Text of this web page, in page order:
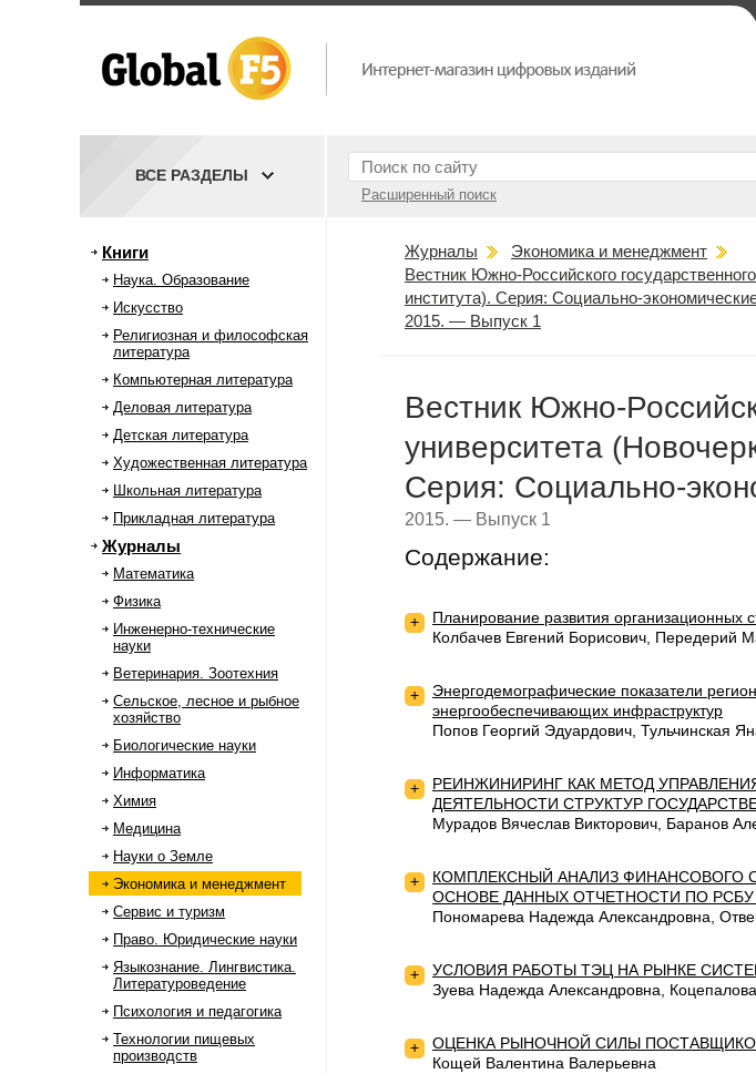
Расширенный поиск
ВСЕ РАЗДЕЛЫ
Книги
Наука. Образование
Искусство
Религиозная и философская
литература
Компьютерная литература
Деловая литература
Детская литература
Художественная литература
Школьная литература
Прикладная литература
Журналы
Математика
Физика
Инженерно-технические
науки
Ветеринария. Зоотехния
Сельское, лесное и рыбное
хозяйство
Биологические науки
Информатика
Химия
Медицина
Науки о Земле
Экономика и менеджмент
Сервис и туризм
Право. Юридические науки
Языкознание. Лингвистика.
Литературоведение
Психология и педагогика
Технологии пищевых
производств
Журналы
Экономика и менеджмент
Вестник Южно-Российского
института). Серия: Социально-
2015. — Выпуск 1
Вестник Южно-
университета
Серия: Социально-
2015. — Выпуск 1
Содержание:
+ Планирование развития организационных
Колбачев Евгений Борисович, Передерий
+
Энергодемографические показатели
энергообеспечивающих инфраструктур
Попов Георгий Эдуардович, Тульчинская
+
РЕИНЖИНИРИНГ КАК МЕТОД
ДЕЯТЕЛЬНОСТИ СТРУКТУР
Мурадов Вячеслав Викторович, Баранов
+
КОМПЛЕКСНЫЙ АНАЛИЗ ФИНАНСОВОГО
ОСНОВЕ ДАННЫХ ОТЧЕТНОСТИ ПО
Пономарева Надежда Александровна,
+ УСЛОВИЯ РАБОТЫ ТЭЦ НА РЫНКЕ
Зуева Надежда Александровна,
+ ОЦЕНКА РЫНОЧНОЙ СИЛЫ
Кощей Валентина Валерьевна